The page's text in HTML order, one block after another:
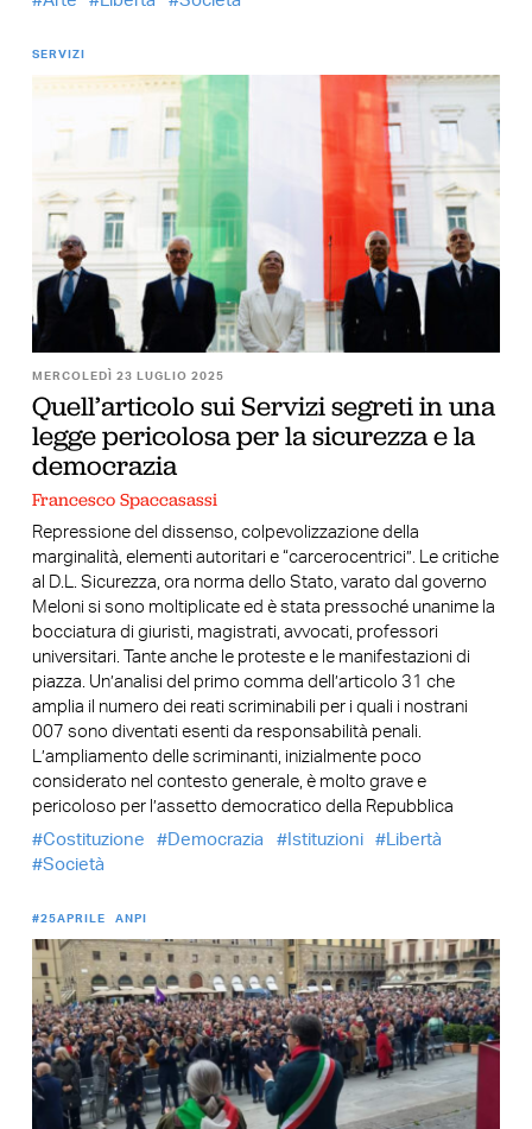
SERVIZI
MERCOLEDÌ 23 LUGLIO 2025
Quell’articolo sui Servizi segreti in una
legge pericolosa per la sicurezza e la
democrazia
Francesco Spaccasassi
Repressione del dissenso, colpevolizzazione della
marginalità, elementi autoritari e “carcerocentrici”. Le critiche
al D.L. Sicurezza, ora norma dello Stato, varato dal governo
Meloni si sono moltiplicate ed è stata pressoché unanime la
bocciatura di giuristi, magistrati, avvocati, professori
universitari. Tante anche le proteste e le manifestazioni di
piazza. Un’analisi del primo comma dell’articolo 31 che
amplia il numero dei reati scriminabili per i quali i nostrani
007 sono diventati esenti da responsabilità penali.
L’ampliamento delle scriminanti, inizialmente poco
considerato nel contesto generale, è molto grave e
pericoloso per l’assetto democratico della Repubblica
Costituzione
Democrazia Istituzioni
Libertà
Società
#25APRILE ANPI